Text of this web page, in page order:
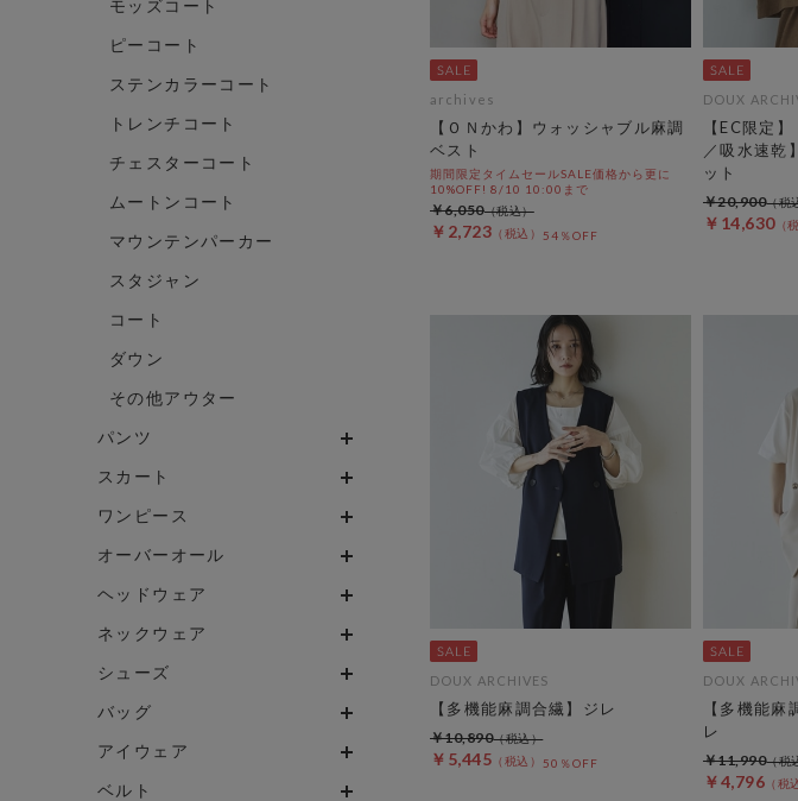
モッズコート
ピーコート
ステンカラーコート
トレンチコート
チェスターコート
ムートンコート
マウンテンパーカー
スタジャン
コート
ダウン
その他アウター
パンツ
スカート
ワンピース
オーバーオール
ヘッドウェア
ネックウェア
シューズ
バッグ
アイウェア
ベルト
archives
【ＯＮかわ】ウォッシャブル麻調
ベスト
期間限定タイムセールSALE価格から更に
10%OFF! 8/10 10:00まで
￥2,723 54％OFF
￥6,050
DOUX
【EC限定
／吸水速乾
ット
￥14,630
￥20,900
DOUX ARCHIVES
【多機能麻調合繊】ジレ
￥5,445 50％OFF
￥10,890
DOUX
【多機能麻
レ
￥4,796
￥11,990